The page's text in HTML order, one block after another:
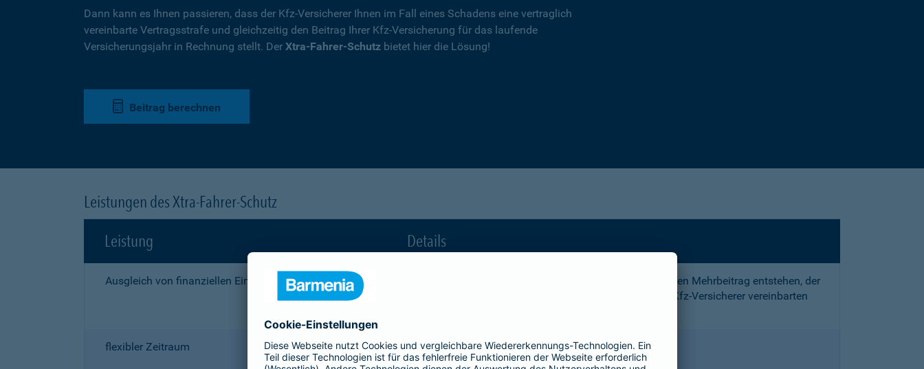
Dann kann es Ihnen passieren, dass der Kfz-Versicherer Ihnen im Fall eines Schadens eine vertraglich
vereinbarte Vertragsstrafe und gleichzeitig den Beitrag Ihrer Kfz-Versicherung für das laufende
Versicherungsjahr in Rechnung stellt. Der Xtra-Fahrer-Schutz bietet hier die Lösung!
Beitrag berechnen
Leistungen des Xtra-Fahrer-Schutz
Leistung
Details
Ausgleich von finanziellen Einbußen
die Ihnen nach einem Unfall durch die Vertragsstrafe und den Mehrbeitrag entstehen, der
Ihnen wegen einer unerlaubten Erweiterung des mit Ihrem Kfz-Versicherer vereinbarten
flexibler Zeitraum
1, 2 oder 3 Tage bzw.
1, 2 oder 3 Wochen